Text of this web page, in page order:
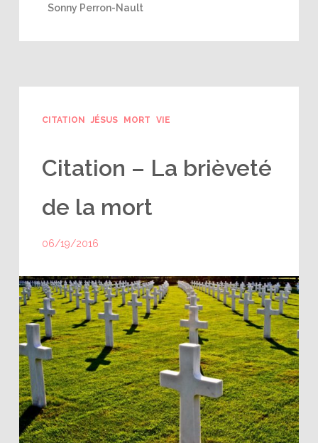
Sonny Perron-Nault
CITATION JÉSUS MORT VIE
Citation – La brièveté
de la mort
06/19/2016